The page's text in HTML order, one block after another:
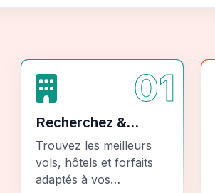
01
Recherchez &
Comparez
Trouvez les meilleurs
vols, hôtels et forfaits
adaptés à vos